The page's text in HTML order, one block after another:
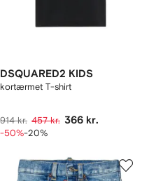
DSQUARED2 KIDS
kortærmet T-shirt
914 kr. 457 kr. 366 kr.
-50%-20%